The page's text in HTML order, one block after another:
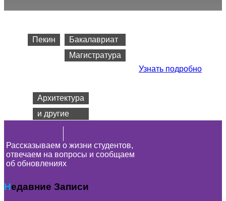
Пекин
Бакалавриат
Магистратура
Архитектура
и другие
Узнать подробно
Рассказываем о жизни студентов,
отвечаем на вопросы и сообщаем
об обновлениях
Недавние Записи